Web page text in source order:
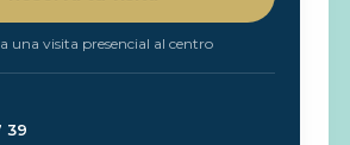
una visita presencial al centro
39